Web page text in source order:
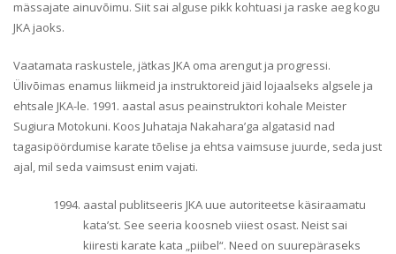
mässajate ainuvõimu. Siit sai alguse pikk kohtuasi ja raske aeg kogu
JKA jaoks.
Vaatamata raskustele, jätkas JKA oma arengut ja progressi.
Ülivõimas enamus liikmeid ja instruktoreid jäid lojaalseks algsele ja
ehtsale JKA-le. 1991. aastal asus peainstruktori kohale Meister
Sugiura Motokuni. Koos Juhataja Nakahara’ga algatasid nad
tagasipöördumise karate tõelise ja ehtsa vaimsuse juurde, seda just
ajal, mil seda vaimsust enim vajati.
aastal publitseeris JKA uue autoriteetse käsiraamatu
kata’st. See seeria koosneb viiest osast. Neist sai
kiiresti karate kata „piibel“. Need on suurepäraseks